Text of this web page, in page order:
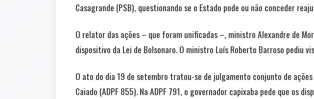
Casagrande (PSB), questionando se o Estado pode ou não conceder
O relator das ações – que foram unificadas –, ministro Alexandre de
dispositivo da Lei de Bolsonaro. O ministro Luís Roberto Barroso pediu
O ato do dia 19 de setembro tratou-se de julgamento conjunto de
Caiado (ADPF 855). Na ADPF 791, o governador capixaba pede que